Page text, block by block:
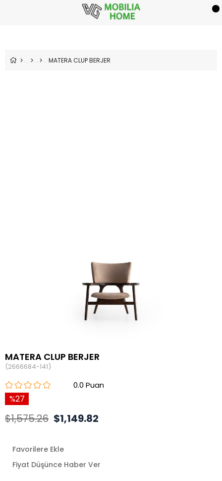
MATERA CLUP BERJER
MATERA CLUP BERJER
(2666684-141)
0.0
27
$1,575.26 $1,149.82
Favorilere Ekle
Fiyat Düşünce Haber Ver